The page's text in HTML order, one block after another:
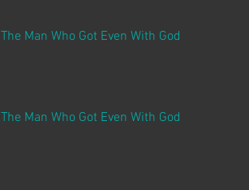
The Man Who Got Even With God
The Man Who Got Even With God